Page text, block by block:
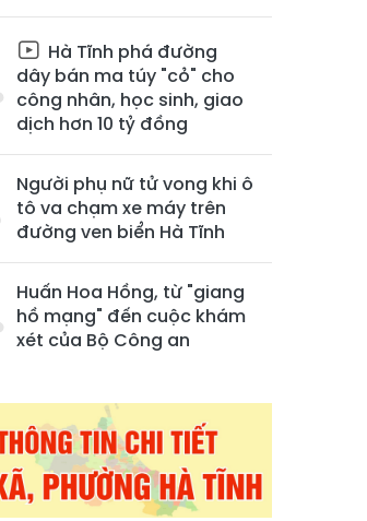
Hà Tĩnh phá đường
dây bán ma túy "cỏ" cho
công nhân, học sinh, giao
dịch hơn 10 tỷ đồng
Người phụ nữ tử vong khi ô
tô va chạm xe máy trên
đường ven biển Hà Tĩnh
Huấn Hoa Hồng, từ "giang
hồ mạng" đến cuộc khám
xét của Bộ Công an